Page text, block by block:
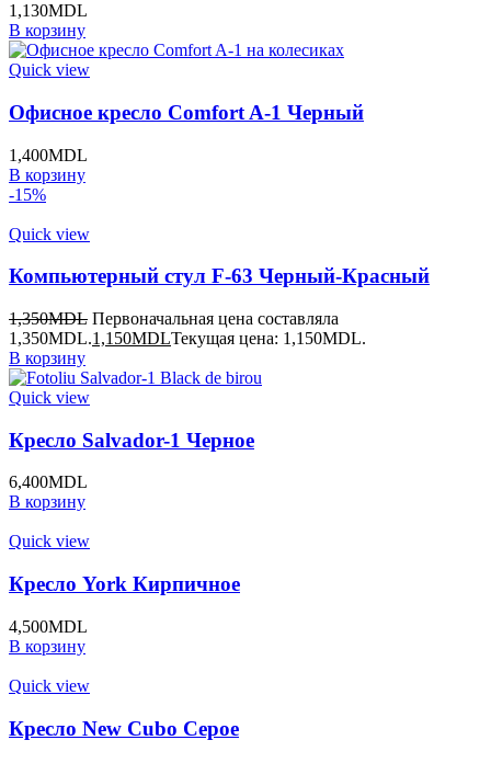
1,130MDL
В корзину
Quick view
Офисное кресло Comfort A-1 Черный
1,400MDL
В корзину
-15%
Quick view
Компьютерный стул F-63 Черный-Красный
1,350MDL Первоначальная цена составляла
1,350MDL.1,150MDLТекущая цена: 1,150MDL.
В корзину
Quick view
Кресло Salvador-1 Черное
6,400MDL
В корзину
Quick view
Кресло York Кирпичное
4,500MDL
В корзину
Quick view
Кресло New Cubo Серое